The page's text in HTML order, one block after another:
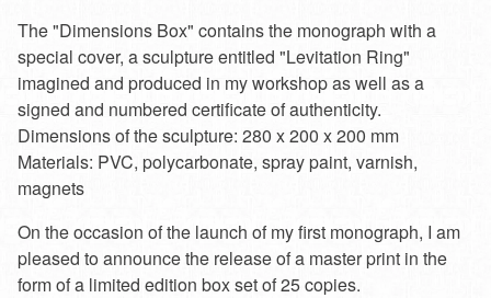
The "Dimensions Box" contains the monograph with a
special cover, a sculpture entitled "Levitation Ring"
imagined and produced in my workshop as well as a
signed and numbered certificate of authenticity.
Dimensions of the sculpture: 280 x 200 x 200 mm
Materials: PVC, polycarbonate, spray paint, varnish,
magnets
On the occasion of the launch of my first monograph, I am
pleased to announce the release of a master print in the
form of a limited edition box set of 25 copies.